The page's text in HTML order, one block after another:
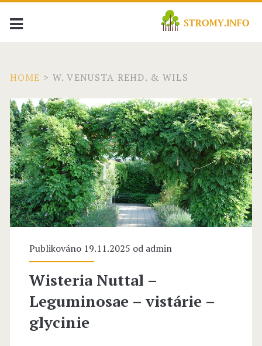
HOME > W. VENUSTA REHD. & WILS
Publikováno 19.11.2025 od admin
Wisteria Nuttal –
Leguminosae – vistárie –
glycinie